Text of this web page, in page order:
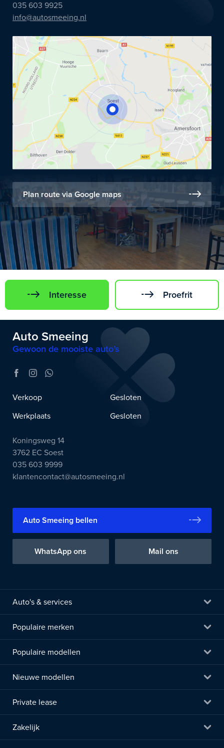
035 603 9925
info@autosmeeing.nl
Plan route via Google maps
Interesse Proefrit
Auto Smeeing
Gewoon de mooiste auto’s
Verkoop
Gesloten
Werkplaats
Gesloten
Koningsweg 14
3762 EC Soest
035 603 9999
klantencontact@autosmeeing.nl
Auto Smeeing bellen
WhatsApp ons Mail ons
Auto's & services
Populaire merken
Populaire modellen
Nieuwe modellen
Private lease
Zakelijk